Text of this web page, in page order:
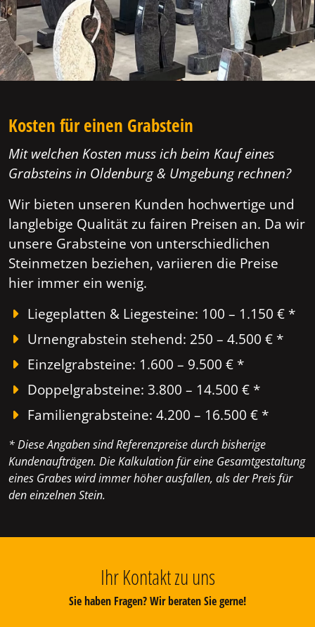
Kosten für einen Grabstein
Mit welchen Kosten muss ich beim Kauf eines
Grabsteins in Oldenburg & Umgebung rechnen?
Wir bieten unseren Kunden hochwertige und
langlebige Qualität zu fairen Preisen an. Da wir
unsere Grabsteine von unterschiedlichen
Steinmetzen beziehen, variieren die Preise
hier immer ein wenig.
Liegeplatten & Liegesteine: 100 – 1.150 € *
Urnengrabstein stehend: 250 – 4.500 € *
Einzelgrabsteine: 1.600 – 9.500 € *
Doppelgrabsteine: 3.800 – 14.500 € *
Familiengrabsteine: 4.200 – 16.500 € *
* Diese Angaben sind Referenzpreise durch bisherige
Kundenaufträgen. Die Kalkulation für eine Gesamtgestaltung
eines Grabes wird immer höher ausfallen, als der Preis für
den einzelnen Stein.
Ihr Kontakt zu uns
Sie haben Fragen? Wir beraten Sie gerne!